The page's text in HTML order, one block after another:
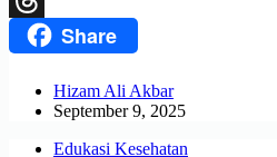
ThreadsShare
Hizam Ali Akbar
September 9, 2025
Edukasi Kesehatan